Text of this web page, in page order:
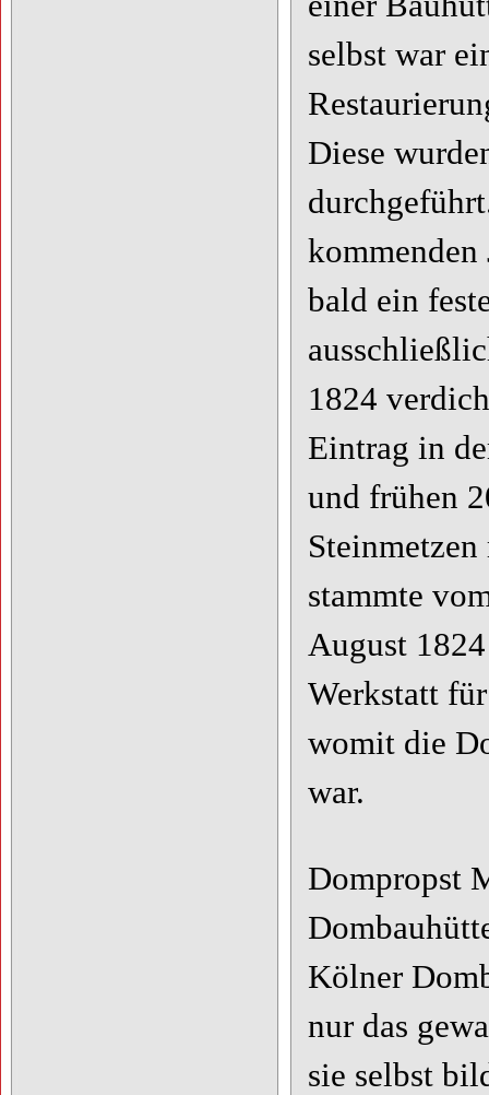
selbst war
Diese
kommenden
bald ein
1824
Eintrag in
und frühen
stammte
August
Werkstatt
womit die
war.
Dompropst
Kölner
nur das
sie selbst